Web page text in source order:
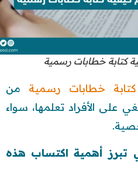
كتابة خطابات رسمية
خطابات رسمية من
على الأفراد تعلمها، سواء
تبرز أهمية اكتساب هذه